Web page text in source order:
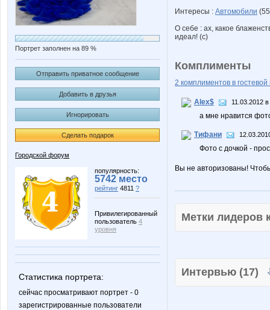
Портрет заполнен на 89 %
Отправить приватное сообщение
Добавить в друзья
Игнорировать
Сделать подарок
Городской форум
популярность:
5742 место
рейтинг 4811 ?
Привилегированный
пользователь 4
уровня
Статистика портрета:
сейчас просматривают портрет - 0
зарегистрированные пользователи
Интересы : Автомобили
О себе : ах, какое
идеал! (с)
Комплименты
2 комплиментов в гостевой
Alex$ 11.03.2012
а мне нравится
Тифани
Фото с дочкой -
Вы не авторизованы!
Метки
Интервью (17)